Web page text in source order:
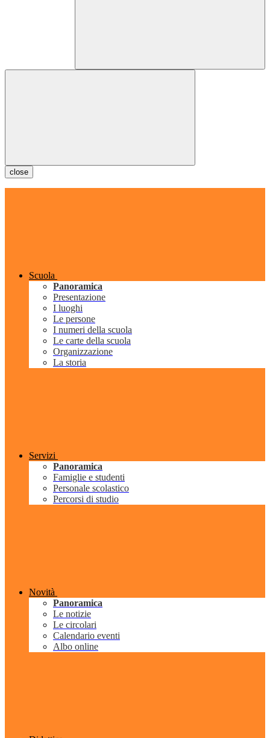
close
Scuola
Panoramica
Presentazione
I luoghi
Le persone
I numeri della scuola
Le carte della scuola
Organizzazione
La storia
Servizi
Panoramica
Famiglie e studenti
Personale scolastico
Percorsi di studio
Novità
Panoramica
Le notizie
Le circolari
Calendario eventi
Albo online